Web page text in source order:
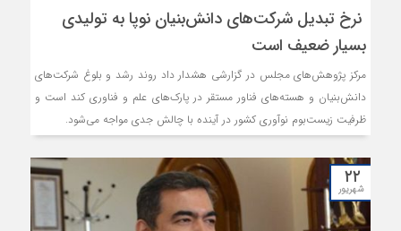
نرخ تبدیل شرکت‌های دانش‌بنیان نوپا به تولیدی
بسیار ضعیف است
مرکز پژوهش‌های مجلس در گزارشی هشدار داد روند رشد و بلوغ شرکت‌های
دانش‌بنیان و هسته‌های فناور مستقر در پارک‌های علم و فناوری کند است و
ظرفیت زیست‌بوم نوآوری کشور در آینده با چالش جدی مواجه می‌شود.
۲۲
شهریور